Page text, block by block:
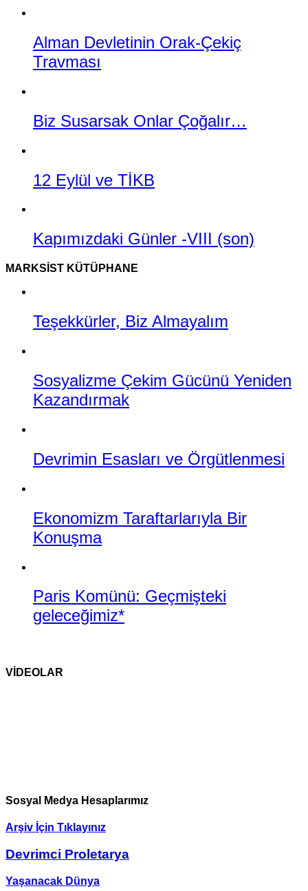
Alman Devletinin Orak-Çekiç
Travması
Biz Susarsak Onlar Çoğalır…
12 Eylül ve TİKB
Kapımızdaki Günler -VIII (son)
MARKSIST KÜTÜPHANE
Teşekkürler, Biz Almayalım
Sosyalizme Çekim Gücünü Yeniden
Kazandırmak
Devrimin Esasları ve Örgütlenmesi
Ekonomizm Taraftarlarıyla Bir
Konuşma
Paris Komünü: Geçmişteki
geleceğimiz*
VİDEOLAR
Sosyal Medya Hesaplarımız
Arşiv İçin Tıklayınız
Devrimci Proletarya
Yaşanacak Dünya